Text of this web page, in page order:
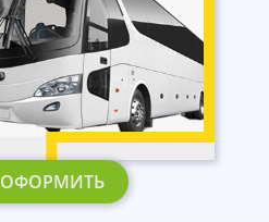
ОФОРМИТЬ